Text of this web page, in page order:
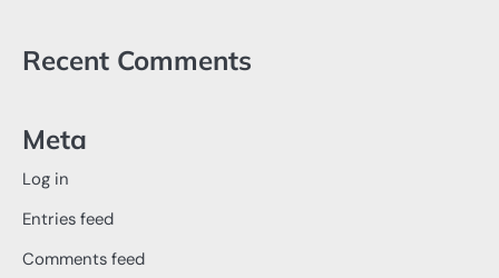
Recent Comments
Meta
Log in
Entries feed
Comments feed